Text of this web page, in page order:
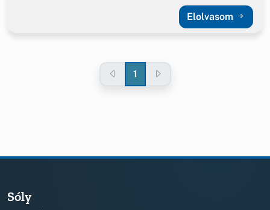
Elolvasom
1
Sóly